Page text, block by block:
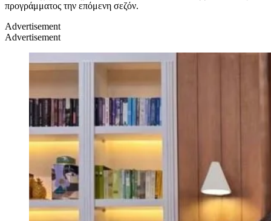
προγράμματος την επόμενη σεζόν.
Advertisement
Advertisement